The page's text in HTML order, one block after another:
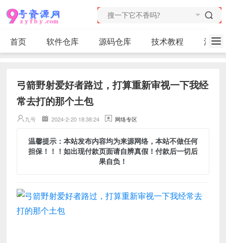
首页 软件仓库 源码仓库 技术教程 活动
弓箭野射爱好者路过，打算重新审视一下我经
常去打的那个土包
九号 2024-2-20 18:38:24 网络专区
温馨提示：本站发布内容均为来源网络，本站不做任何
担保！！！如出现付款页面请自辨真假！付款后一切后
果自负！